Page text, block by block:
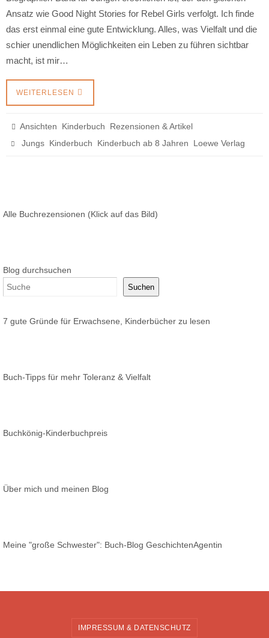
Ansatz wie Good Night Stories for Rebel Girls verfolgt. Ich finde
das erst einmal eine gute Entwicklung. Alles, was Vielfalt und die
schier unendlichen Möglichkeiten ein Leben zu führen sichtbar
macht, ist mir…
WEITERLESEN
Ansichten Kinderbuch
Rezensionen & Artikel
Jungs Kinderbuch Kinderbuch ab 8 Jahren Loewe Verlag
Alle Buchrezensionen (Klick auf das Bild)
Blog durchsuchen
Suchen
7 gute Gründe für Erwachsene, Kinderbücher zu lesen
Buch-Tipps für mehr Toleranz & Vielfalt
Buchkönig-Kinderbuchpreis
Über mich und meinen Blog
Meine "große Schwester": Buch-Blog GeschichtenAgentin
IMPRESSUM & DATENSCHUTZ